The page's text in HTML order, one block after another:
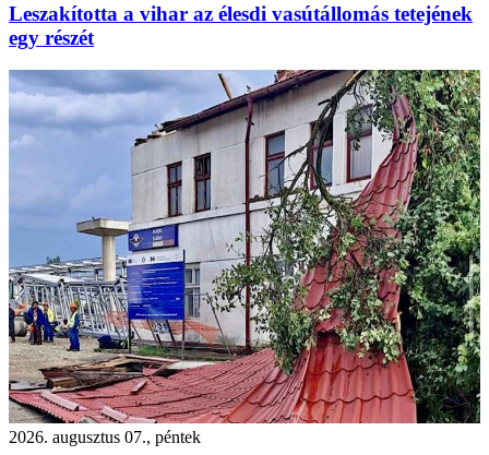
Leszakította a vihar az élesdi vasútállomás tetejének
egy részét
2026. augusztus 07., péntek